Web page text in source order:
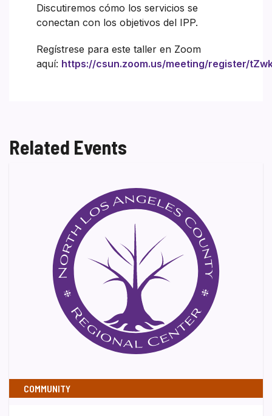
Discutiremos cómo los servicios se
conectan con los objetivos del IPP.
Regístrese para este taller en Zoom
aquí: https://csun.zoom.us/meeting/register/
Related Events
COMMUNITY